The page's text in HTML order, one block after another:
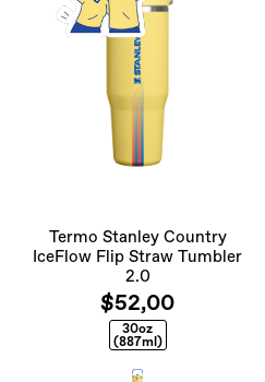
Termo Stanley Country
IceFlow Flip Straw Tumbler
2.0
$52,00
30oz
(887ml)